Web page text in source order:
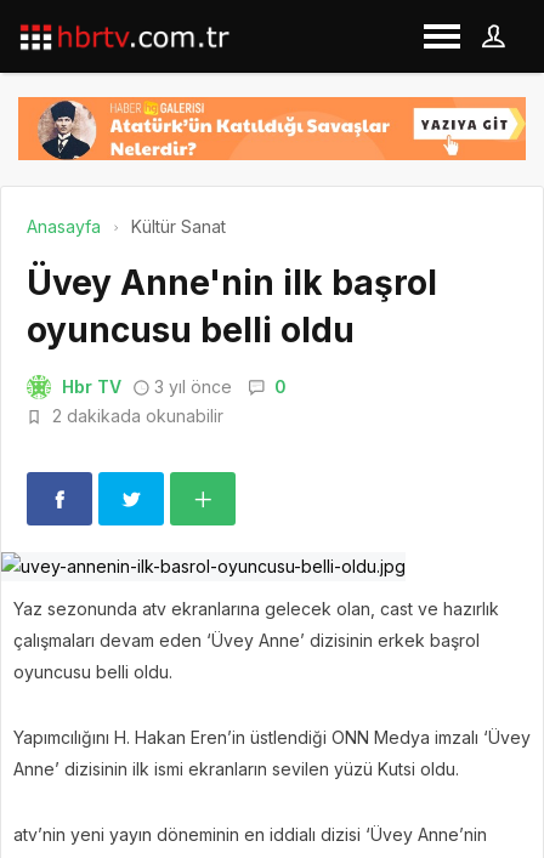
Anasayfa Kültür Sanat
Üvey Anne'nin ilk başrol
oyuncusu belli oldu
Hbr TV 3 yıl önce
0
2 dakikada okunabilir
Yaz sezonunda atv ekranlarına gelecek olan, cast ve hazırlık
çalışmaları devam eden ‘Üvey Anne’ dizisinin erkek başrol
oyuncusu belli oldu.
Yapımcılığını H. Hakan Eren’in üstlendiği ONN Medya imzalı ‘Üvey
Anne’ dizisinin ilk ismi ekranların sevilen yüzü Kutsi oldu.
atv’nin yeni yayın döneminin en iddialı dizisi ‘Üvey Anne’nin